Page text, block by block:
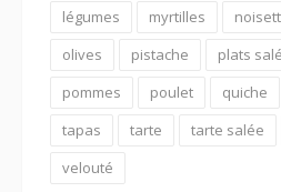
légumes
myrtilles
olives
pistache plats
pommes
poulet quiche
tapas
tarte tarte salée
velouté